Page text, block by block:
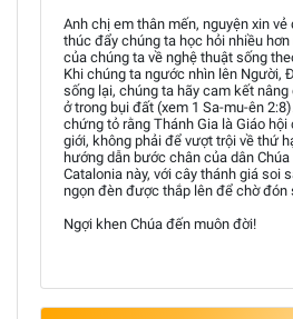
Anh chị em thân mến, nguyện xin
thúc đẩy chúng ta học hỏi nhiều
của chúng ta về nghệ thuật sống
Khi chúng ta ngước nhìn lên Người,
sống lại, chúng ta hãy cam kết
ở trong bụi đất (xem 1 Sa-mu-ên
chứng tỏ rằng Thánh Gia là Giáo
giới, không phải để vượt trội về thứ
hướng dẫn bước chân của dân
Catalonia này, với cây thánh giá soi
ngọn đèn được thắp lên để chờ đón
Ngợi khen Chúa đến muôn đời!